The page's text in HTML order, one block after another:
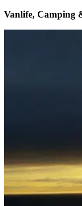
Vanlife, Camping